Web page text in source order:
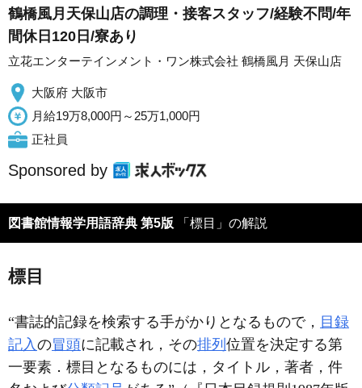
鶴橋風月天保山店の調理・接客スタッフ/経験不問/年
間休日120日/寮あり
立花エンターテインメント・ワン株式会社 鶴橋風月 天保山店
大阪府 大阪市
月給19万8,000円～25万1,000円
正社員
Sponsored by
図書館情報学用語辞典 第5版 「標目」の解説
標目
“書誌的記録を検索する手がかりとなるもので， 目録
記入の冒頭に記載され，その排列 位置を決定する第
一要素．標目となるものには，タイトル，著者，件